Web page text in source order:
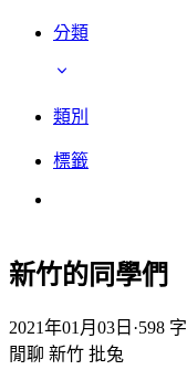
分類
類別
標籤
新竹的同學們
2021年01月03日 ·598 字
閒聊 新竹 批兔